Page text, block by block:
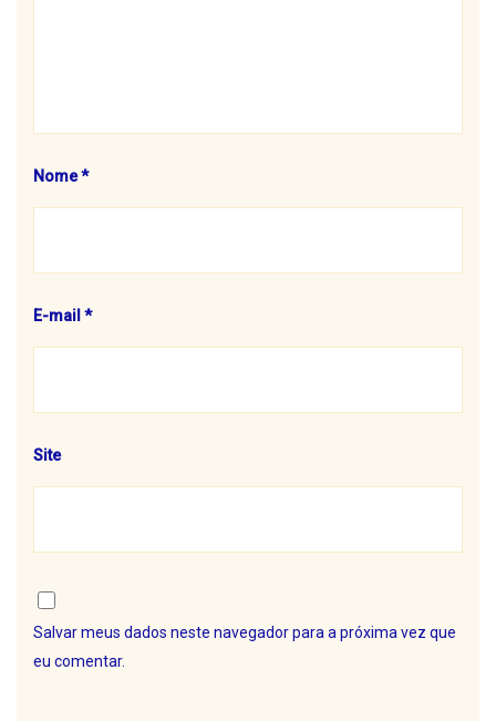
Nome*
E-mail *
Site
Salvar meus dados neste navegador para a próxima vez que
eu comentar.